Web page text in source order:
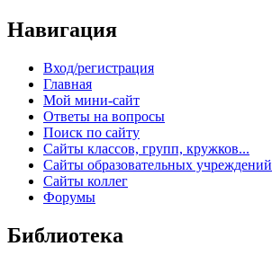
Навигация
Вход/регистрация
Главная
Мой мини-сайт
Ответы на вопросы
Поиск по сайту
Сайты классов, групп, кружков...
Сайты образовательных учреждений
Сайты коллег
Форумы
Библиотека